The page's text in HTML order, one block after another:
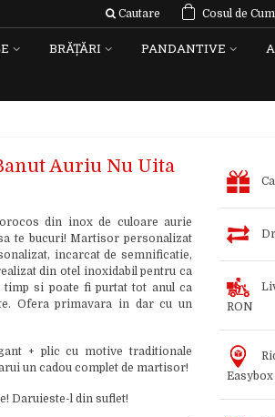
Cautare Cosul de
BRĂȚĂRI PANDANTIVE
Auriu Nu Uita
din inox de culoare aurie
te bucuri! Martisor personalizat
incarcat de semnificatie,
din otel inoxidabil pentru ca
si poate fi purtat tot anul ca
Ofera primavara in dar cu un
+ plic cu motive traditionale
un cadou complet de martisor!
Daruieste-l din suflet!
RON
Easybox